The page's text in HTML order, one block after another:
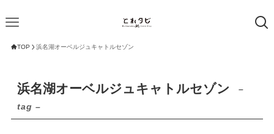
TOP 浜名湖オーベルジュキャトルセゾン
浜名湖オーベルジュキャトルセゾン
–
tag –